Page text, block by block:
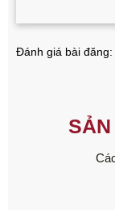
Đánh giá bài đăng: